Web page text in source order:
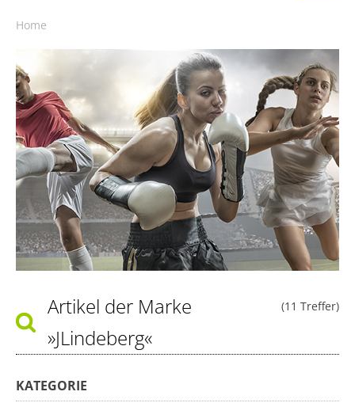
Home
(11 Treffer)
Artikel der Marke
»JLindeberg«
KATEGORIE